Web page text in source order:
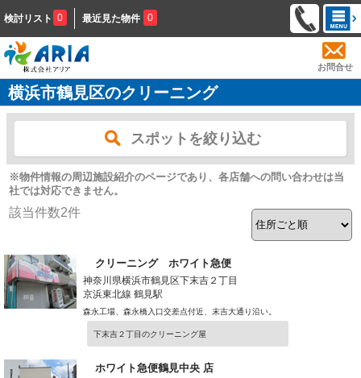
検討リスト 0 最近見た物件 0
お問合せ
横浜市鶴見区のクリーニング
スポットを絞り込む
※物件情報の周辺施設紹介のページであり、各店舗への問い合わせは当
社では対応できません。
該当件数2件
クリーニング ホワイト急便
神奈川県横浜市鶴見区下末吉２丁目
京浜東北線 鶴見駅
森永工場、森永橋入口交差点付近、末吉大通り沿い。
下末吉２丁目のクリーニング屋
ホワイト急便鶴見中央 店